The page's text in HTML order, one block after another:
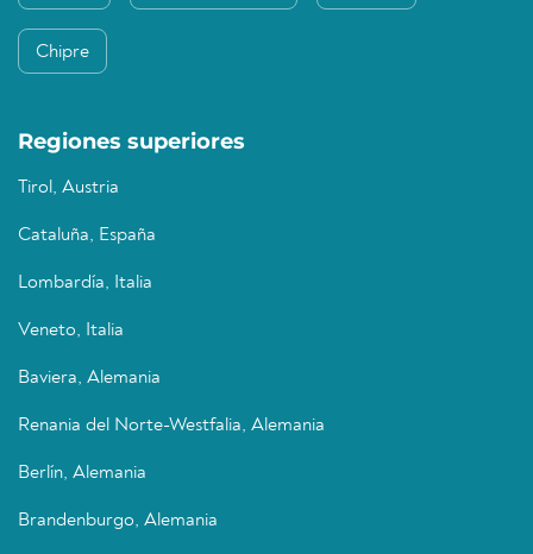
Chipre
Regiones superiores
Tirol, Austria
Cataluña, España
Lombardía, Italia
Veneto, Italia
Baviera, Alemania
Renania del Norte-Westfalia, Alemania
Berlín, Alemania
Brandenburgo, Alemania